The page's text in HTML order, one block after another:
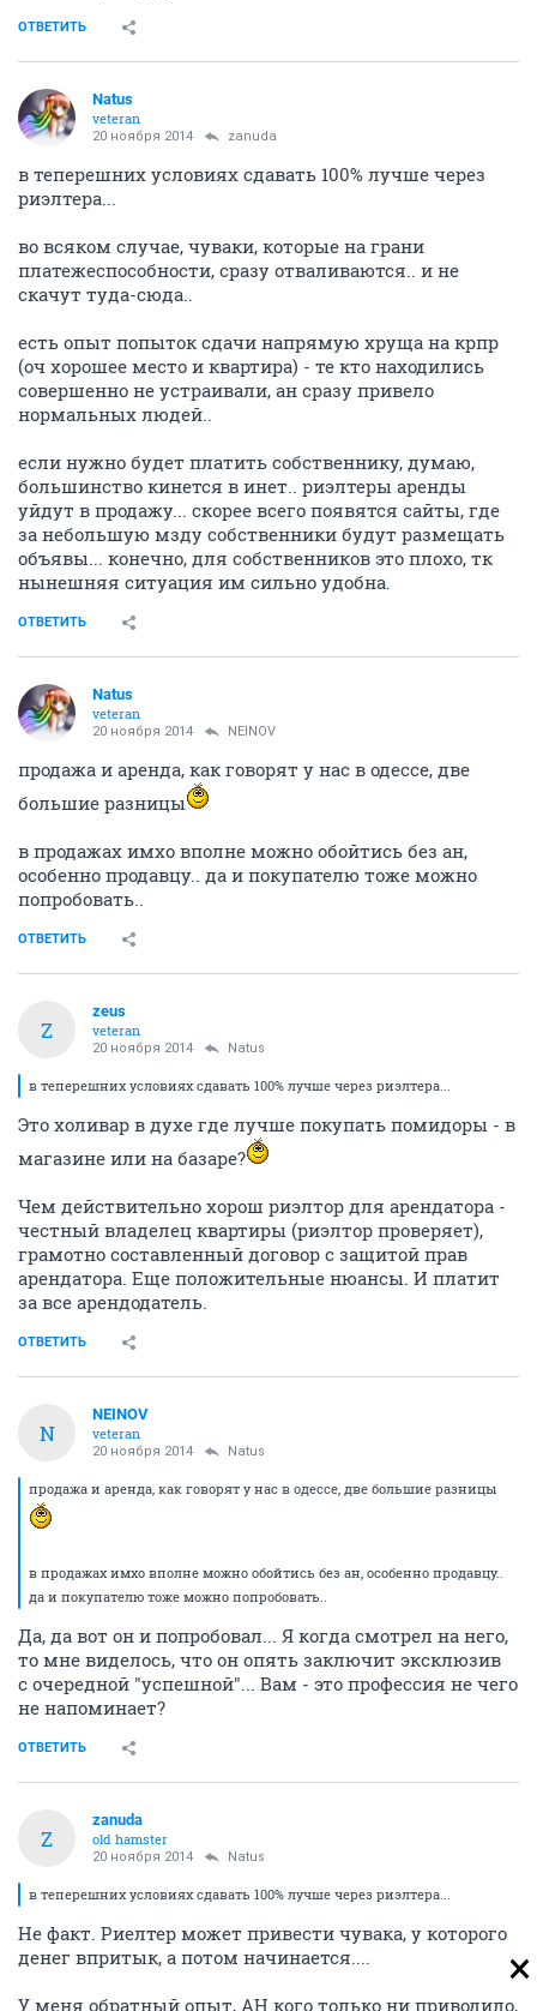
ОТВЕТИТЬ
Natus
veteran
20 ноября 2014 zanuda
в теперешних условиях сдавать 100% лучше через
риэлтера...
во всяком случае, чуваки, которые на грани
платежеспособности, сразу отваливаются.. и не
скачут туда-сюда..
есть опыт попыток сдачи напрямую хруща на крпр
(оч хорошее место и квартира) - те кто находились
совершенно не устраивали, ан сразу привело
нормальных людей..
если нужно будет платить собственнику, думаю,
большинство кинется в инет.. риэлтеры аренды
уйдут в продажу... скорее всего появятся сайты, где
за небольшую мзду собственники будут размещать
объявы... конечно, для собственников это плохо, тк
нынешняя ситуация им сильно удобна.
ОТВЕТИТЬ
Natus
veteran
20 ноября 2014 NEINOV
продажа и аренда, как говорят у нас в одессе, две
большие разницы
в продажах имхо вполне можно обойтись без ан,
особенно продавцу.. да и покупателю тоже можно
попробовать..
ОТВЕТИТЬ
Z
zeus
veteran
20 ноября 2014 Natus
в теперешних условиях сдавать 100% лучше через риэлтера...
Это холивар в духе где лучше покупать помидоры - в
магазине или на базаре?
Чем действительно хорош риэлтор для арендатора -
честный владелец квартиры (риэлтор проверяет),
грамотно составленный договор с защитой прав
арендатора. Еще положительные нюансы. И платит
за все арендодатель.
ОТВЕТИТЬ
N
NEINOV
veteran
20 ноября 2014 Natus
продажа и аренда, как говорят у нас в одессе, две большие разницы
в продажах имхо вполне можно обойтись без ан, особенно продавцу..
да и покупателю тоже можно попробовать..
Да, да вот он и попробовал... Я когда смотрел на него,
то мне виделось, что он опять заключит эксклюзив
с очередной "успешной"... Вам - это профессия не чего
не напоминает?
ОТВЕТИТЬ
Z
zanuda
old hamster
20 ноября 2014 Natus
в теперешних условиях сдавать 100% лучше через риэлтера...
Не факт. Риелтер может привести чувака, у которого
денег впритык, а потом начинается....
У меня обратный опыт, АН кого только ни приводило,